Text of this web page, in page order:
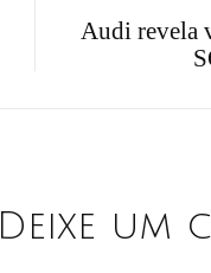
Audi revela
Deixe um